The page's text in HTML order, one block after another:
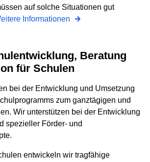
auf solche Situationen gut
Informationen
für Schulen
bei der Entwicklung und Umsetzung
zum ganztägigen und
Wir unterstützen bei der Entwicklung
spezieller Förder- und
entwickeln wir tragfähige